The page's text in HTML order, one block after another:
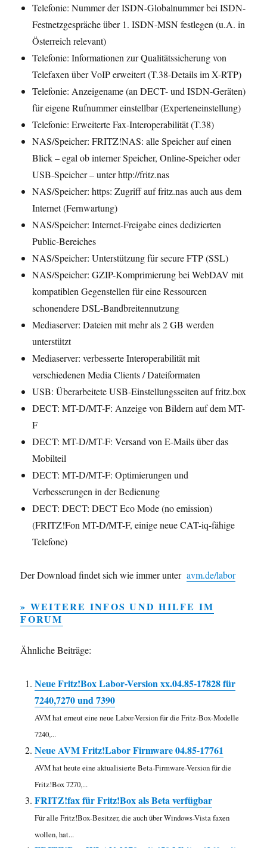
Telefonie: Nummer der ISDN-Globalnummer bei ISDN-
Festnetzgespräche über 1. ISDN-MSN festlegen (u.A. in
Österreich relevant)
Telefonie: Informationen zur Qualitätssicherung von
Telefaxen über VoIP erweitert (T.38-Details im X-RTP)
Telefonie: Anzeigename (an DECT- und ISDN-Geräten)
für eigene Rufnummer einstellbar (Experteneinstellung)
Telefonie: Erweiterte Fax-Interoperabilität (T.38)
NAS/Speicher: FRITZ!NAS: alle Speicher auf einen
Blick – egal ob interner Speicher, Online-Speicher oder
USB-Speicher – unter http://fritz.nas
NAS/Speicher: https: Zugriff auf fritz.nas auch aus dem
Internet (Fernwartung)
NAS/Speicher: Internet-Freigabe eines dedizierten
Public-Bereiches
NAS/Speicher: Unterstützung für secure FTP (SSL)
NAS/Speicher: GZIP-Komprimierung bei WebDAV mit
kompatiblen Gegenstellen für eine Ressourcen
schonendere DSL-Bandbreitennutzung
Mediaserver: Dateien mit mehr als 2 GB werden
unterstützt
Mediaserver: verbesserte Interoperabilität mit
verschiedenen Media Clients / Dateiformaten
USB: Überarbeitete USB-Einstellungsseiten auf fritz.box
DECT: MT-D/MT-F: Anzeige von Bildern auf dem MT-
F
DECT: MT-D/MT-F: Versand von E-Mails über das
Mobilteil
DECT: MT-D/MT-F: Optimierungen und
Verbesserungen in der Bedienung
DECT: DECT: DECT Eco Mode (no emission)
(FRITZ!Fon MT-D/MT-F, einige neue CAT-iq-fähige
Telefone)
Der Download findet sich wie immer unteravm.de/labor
» WEITERE INFOS UND HILFE IM
FORUM
Ähnliche Beiträge:
Neue Fritz!Box Labor-Version xx.04.85-17828 für
7240,7270 und 7390
AVM hat erneut eine neue Labor-Version für die Fritz-Box-Modelle
7240,...
Neue AVM Fritz!Labor Firmware 04.85-17761
AVM hat heute eine aktualisierte Beta-Firmware-Version für die
Fritz!Box 7270,...
FRITZ!fax für Fritz!Box als Beta verfügbar
Für alle Fritz!Box-Besitzer, die auch über Windows-Vista faxen
wollen, hat...